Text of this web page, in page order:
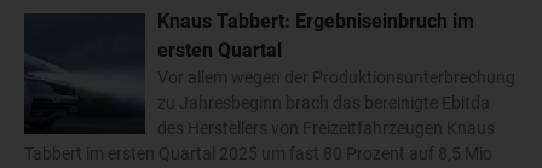
Knaus Tabbert: Ergebniseinbruch im
ersten Quartal
Vor allem wegen der Produktionsunterbrechung
zu Jahresbeginn brach das bereinigte Ebitda
des Herstellers von Freizeitfahrzeugen Knaus
Tabbert im ersten Quartal 2025 um fast 80 Prozent auf 8,5 Mio